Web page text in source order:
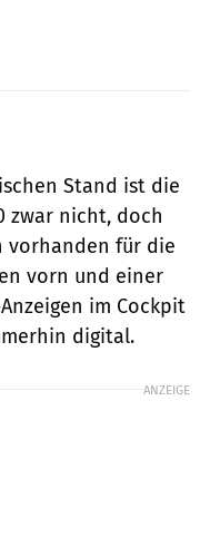
Stand ist die
zwar nicht, doch
vorhanden für die
vorn und einer
im Cockpit
digital.
ANZEIGE